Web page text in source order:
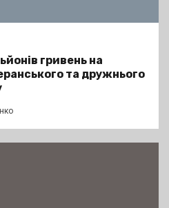
гривень на
та дружнього